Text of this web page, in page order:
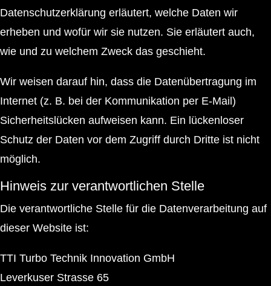
Datenschutzerklärung erläutert, welche Daten wir
erheben und wofür wir sie nutzen. Sie erläutert auch,
wie und zu welchem Zweck das geschieht.
Wir weisen darauf hin, dass die Datenübertragung im
Internet (z. B. bei der Kommunikation per E-Mail)
Sicherheitslücken aufweisen kann. Ein lückenloser
Schutz der Daten vor dem Zugriff durch Dritte ist nicht
möglich.
Hinweis zur verantwortlichen Stelle
Die verantwortliche Stelle für die Datenverarbeitung auf
dieser Website ist:
TTI Turbo Technik Innovation GmbH
Leverkuser Strasse 65